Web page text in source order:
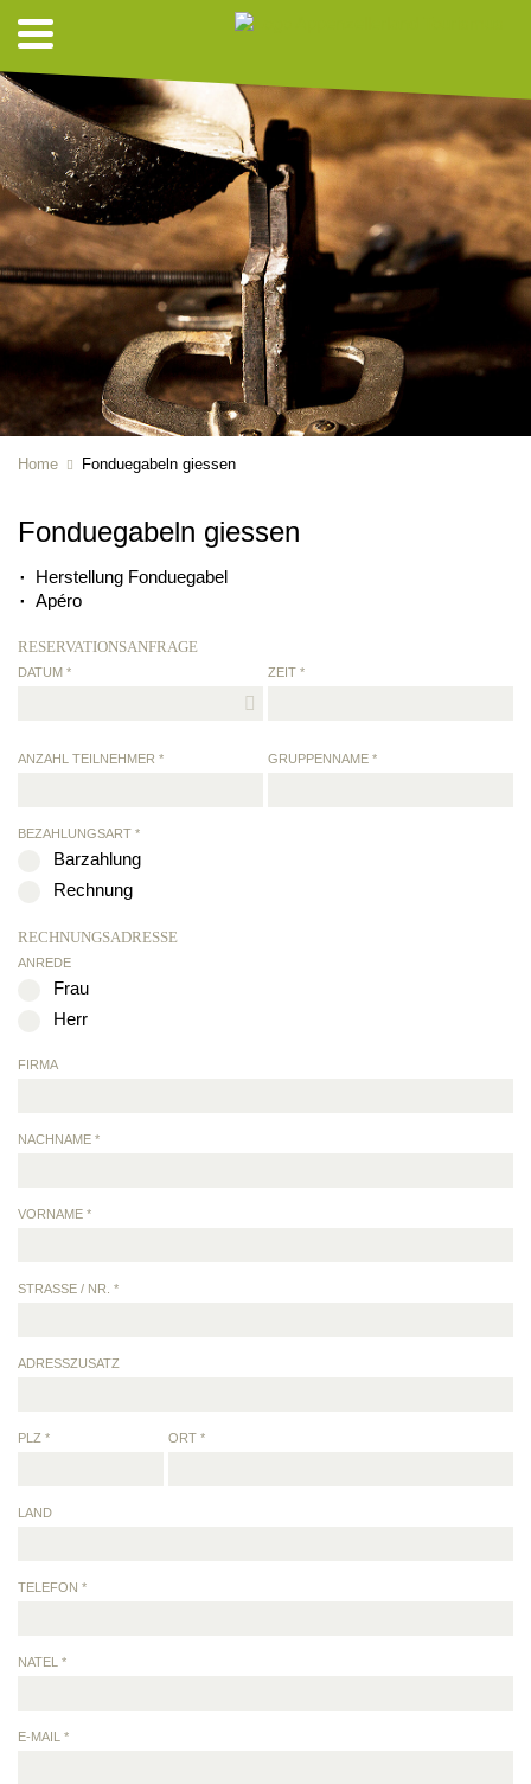
Home Fonduegabeln giessen
Fonduegabeln giessen
Herstellung Fonduegabel
Apéro
RESERVATIONSANFRAGE
DATUM * ZEIT *
ANZAHL TEILNEHMER * GRUPPENNAME *
BEZAHLUNGSART *
Barzahlung
Rechnung
RECHNUNGSADRESSE
ANREDE
Frau
Herr
FIRMA
NACHNAME *
VORNAME *
STRASSE / NR. *
ADRESSZUSATZ
PLZ * ORT *
LAND
TELEFON *
NATEL *
E-MAIL *